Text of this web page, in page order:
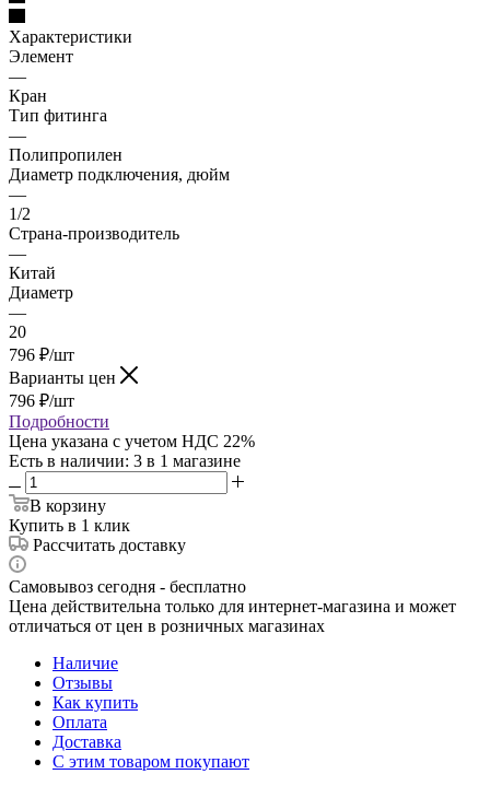
Характеристики
Элемент
—
Кран
Тип фитинга
—
Полипропилен
Диаметр подключения, дюйм
—
1/2
Страна-производитель
—
Китай
Диаметр
—
20
796 ₽/шт
Варианты цен
796 ₽/шт
Подробности
Цена указана с учетом НДС 22%
Есть в наличии: 3 в 1 магазине
В корзину
Купить в 1 клик
Рассчитать доставку
Самовывоз сегодня - бесплатно
Цена действительна только для интернет-магазина и может
отличаться от цен в розничных магазинах
Наличие
Отзывы
Как купить
Оплата
Доставка
С этим товаром покупают